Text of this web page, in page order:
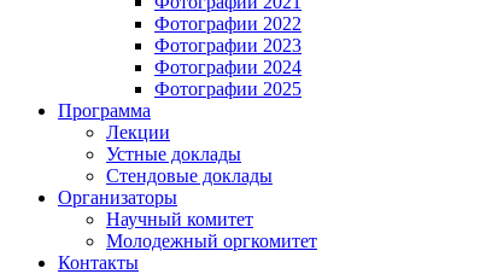
Фотографии 2022
Фотографии 2023
Фотографии 2024
Фотографии 2025
Программа
Лекции
Устные доклады
Стендовые доклады
Организаторы
Научный комитет
Молодежный оргкомитет
Контакты